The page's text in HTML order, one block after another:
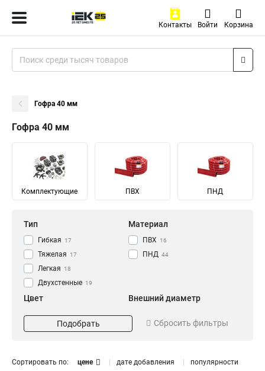
Контакты Войти Корзина
Гофра 40 мм
Гофра 40 мм
Комплектующие ПВХ ПНД
Тип
Гибкая 17
Тяжелая 17
Легкая 18
Двухстенные 19
Материал
ПВХ 16
ПНД 44
Цвет
Белый 16
Черный 21
Внешний диаметр
20
Подобрать Сбросить фильтры
Сортировать по: цене дате добавления популярности